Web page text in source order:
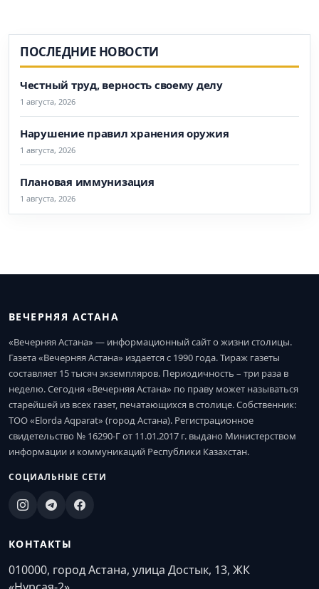
ПОСЛЕДНИЕ НОВОСТИ
Честный труд, верность своему делу
1 августа, 2026
Нарушение правил хранения оружия
1 августа, 2026
Плановая иммунизация
1 августа, 2026
ВЕЧЕРНЯЯ АСТАНА
«Вечерняя Астана» — информационный сайт о жизни столицы.
Газета «Вечерняя Астана» издается с 1990 года. Тираж газеты
составляет 15 тысяч экземпляров. Периодичность – три раза в
неделю. Сегодня «Вечерняя Астана» по праву может называться
старейшей из всех газет, печатающихся в столице. Собственник:
ТОО «Elorda Aqparat» (город Астана). Регистрационное
свидетельство № 16290-Г от 11.01.2017 г. выдано Министерством
информации и коммуникаций Республики Казахстан.
СОЦИАЛЬНЫЕ СЕТИ
КОНТАКТЫ
010000, город Астана, улица Достык, 13, ЖК